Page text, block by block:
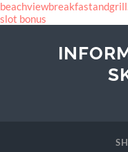
slot bonus